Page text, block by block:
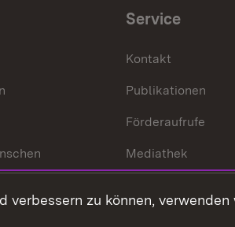
Service
Kontakt
Publikationen
Förderaufrufe
Mediathek
zu können, verwenden